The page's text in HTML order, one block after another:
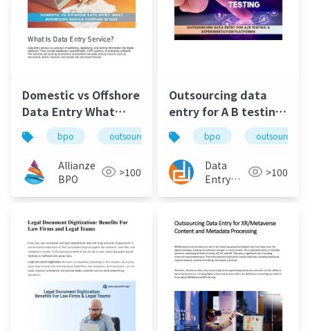
Domestic vs Offshore
Data Entry What
Businesses Should
Compare in 2026
bpo outsourcing offshore
Allianze
BPO
>100
Outsourcing data
entry for A B testing
And experimentation
platforms
bpo outsourcing
Data
Entry
>100